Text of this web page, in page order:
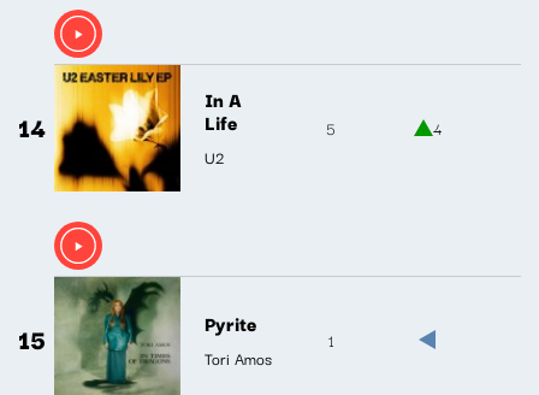
14
In A
Life
U2
5 4
15 Pyrite
Tori Amos
1